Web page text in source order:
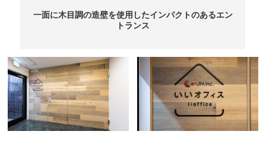
一面に木目調の造壁を使用したインパクトのあるエン
トランス